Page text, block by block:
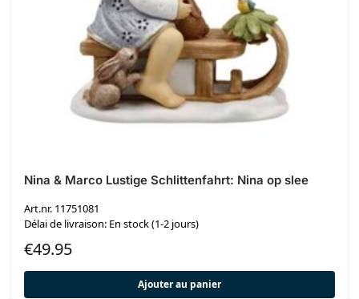
Nina & Marco Lustige Schlittenfahrt: Nina op slee
Art.nr. 11751081
Délai de livraison: En stock (1-2 jours)
€49.95
Ajouter au panier